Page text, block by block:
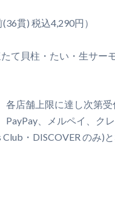
(36貫) 税込4,290円）
て貝柱・たい・生サー
店舗上限に達し次第受
、メルペイ、ク
・DISCOVER のみ)と